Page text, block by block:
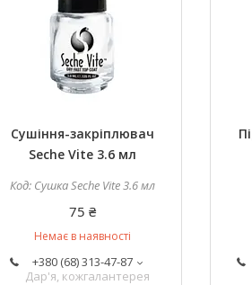
Сушіння-закріплювач
Seche Vite 3.6 мл
Сушка Seche Vite 3.6 мл
75 ₴
Немає в наявності
+380 (68) 313-47-87
Дар'я, кожгалантерея